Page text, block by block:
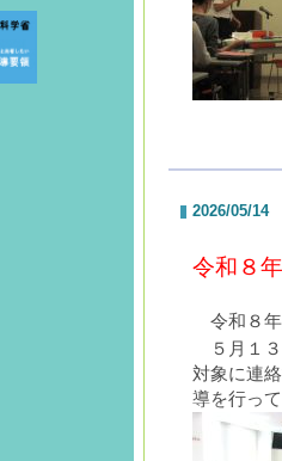
2026/05/14
令和８
令和８
５月１
対象に連
導を行っ